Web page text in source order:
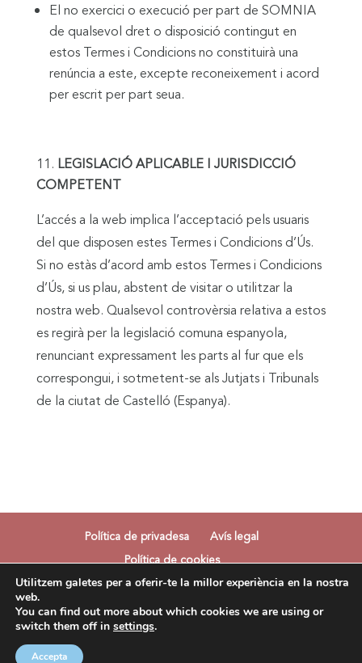
El no exercici o execució per part de SOMNIA
de qualsevol dret o disposició contingut en
estos Termes i Condicions no constituirà una
renúncia a este, excepte reconeixement i acord
per escrit per part seua.
LEGISLACIÓ APLICABLE I JURISDICCIÓ
COMPETENT
L’accés a la web implica l’acceptació pels usuaris
del que disposen estes Termes i Condicions d’Ús.
Si no estàs d’acord amb estos Termes i Condicions
d’Ús, si us plau, abstent de visitar o utilitzar la
nostra web. Qualsevol controvèrsia relativa a estos
es regirà per la legislació comuna espanyola,
renunciant expressament les parts al fur que els
correspongui, i sotmetent-se als Jutjats i Tribunals
de la ciutat de Castelló (Espanya).
Política de privadesa
Avís legal
Política de cookies
© Somnia | Todos los derechos reservados |
Utilitzem galetes per a oferir-te la millor experiència en la nostra
web.
You can find out more about which cookies we are using or
switch them off in settings.
Accepta